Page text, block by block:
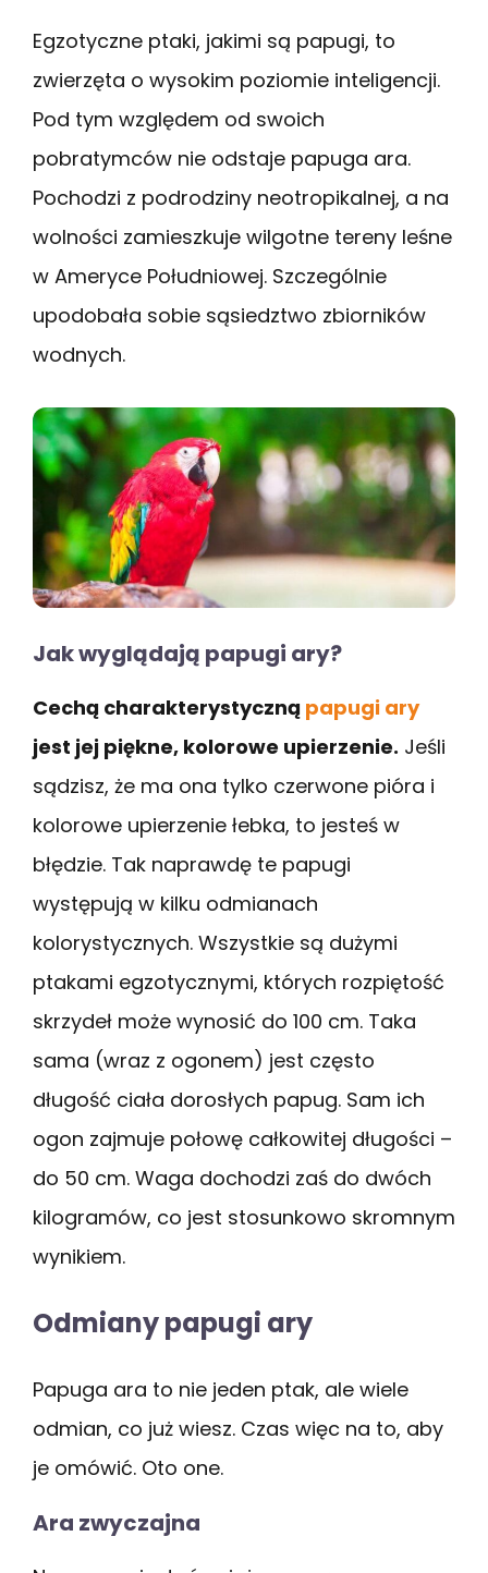
Egzotyczne ptaki, jakimi są papugi, to
zwierzęta o wysokim poziomie inteligencji.
Pod tym względem od swoich
pobratymców nie odstaje papuga ara.
Pochodzi z podrodziny neotropikalnej, a na
wolności zamieszkuje wilgotne tereny leśne
w Ameryce Południowej. Szczególnie
upodobała sobie sąsiedztwo zbiorników
wodnych.
Jak wyglądają papugi ary?
Cechą charakterystyczną papugi ary
jest jej piękne, kolorowe upierzenie. Jeśli
sądzisz, że ma ona tylko czerwone pióra i
kolorowe upierzenie łebka, to jesteś w
błędzie. Tak naprawdę te papugi
występują w kilku odmianach
kolorystycznych. Wszystkie są dużymi
ptakami egzotycznymi, których rozpiętość
skrzydeł może wynosić do 100 cm. Taka
sama (wraz z ogonem) jest często
długość ciała dorosłych papug. Sam ich
ogon zajmuje połowę całkowitej długości –
do 50 cm. Waga dochodzi zaś do dwóch
kilogramów, co jest stosunkowo skromnym
wynikiem.
Odmiany papugi ary
Papuga ara to nie jeden ptak, ale wiele
odmian, co już wiesz. Czas więc na to, aby
je omówić. Oto one.
Ara zwyczajna